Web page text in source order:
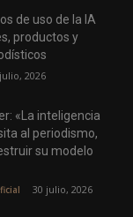
de uso de la IA
productos y
2026
«La inteligencia
al periodismo,
su modelo
30 julio, 2026